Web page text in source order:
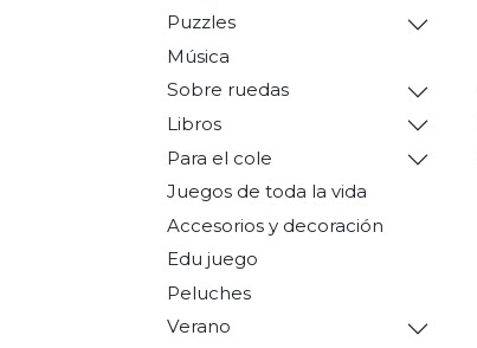
Puzzles
Música
Sobre ruedas
Libros
Para el cole
Juegos de toda la vida
Accesorios y decoración
Edu juego
Peluches
Verano